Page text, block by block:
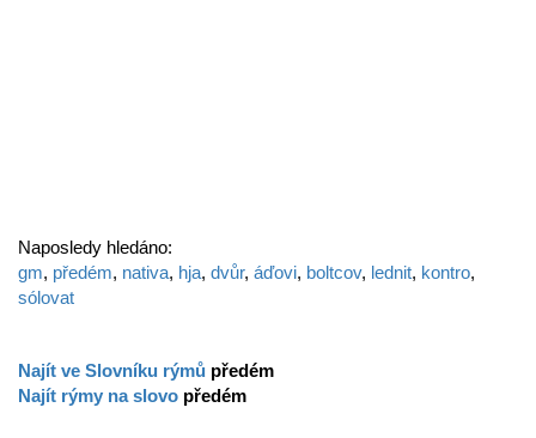
Naposledy hledáno:
gm, předém, nativa, hja, dvůr, áďovi, boltcov, lednit, kontro,
sólovat
Najít ve Slovníku rýmů předém
Najít rýmy na slovo předém